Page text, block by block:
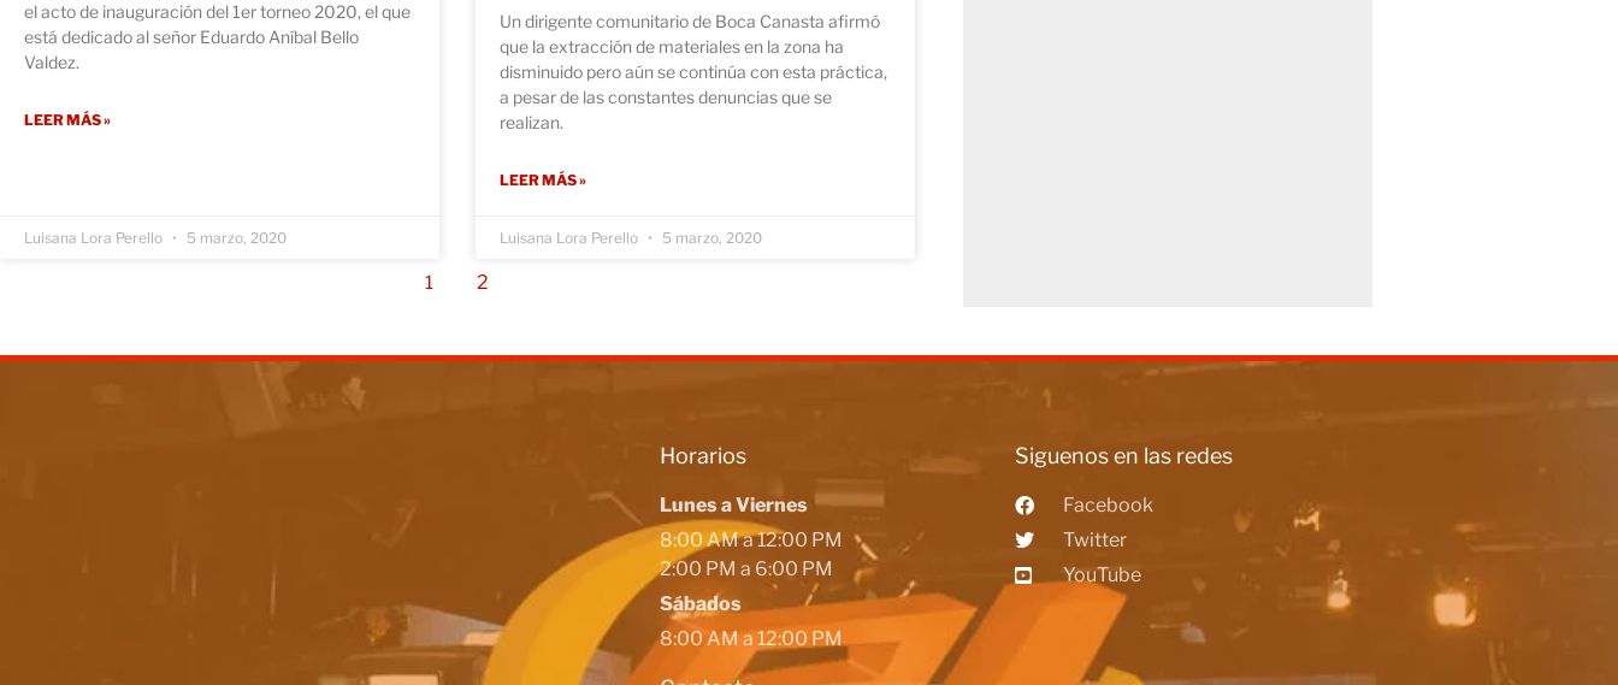
el acto de inauguración del 1er torneo 2020, el que
está dedicado al señor Eduardo Aníbal Bello
Valdez.
LEER MÁS »
Luisana Lora Perello 5 marzo, 2020
Un dirigente comunitario de Boca Canasta afirmó
que la extracción de materiales en la zona ha
disminuido pero aún se continúa con esta práctica,
a pesar de las constantes denuncias que se
realizan.
LEER MÁS »
Luisana Lora Perello 5 marzo, 2020
1 2
Horarios
Lunes a Viernes
8:00 AM a 12:00 PM
2:00 PM a 6:00 PM
Sábados
8:00 AM a 12:00 PM
Siguenos en las redes
Facebook
Twitter
YouTube